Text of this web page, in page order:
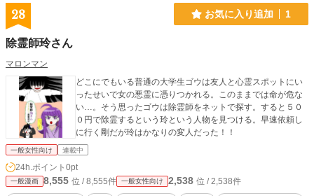
28 お気に入り追加 1
除霊師玲さん
マロンマン
どこにでもいる普通の大学生ゴウは友人と心霊スポットにい
ったせいで女の悪霊に憑りつかれる。このままでは命が危な
い…。そう思ったゴウは除霊師をネットで探す。すると５０
０円で除霊するという玲という人物を見つける。早速依頼し
に行く剛だが玲はかなりの変人だった！！
一般女性向け 連載中
24h.ポイント 0pt
一般漫画 8,555 位 / 8,555件 一般女性向け 2,538 位 / 2,538件